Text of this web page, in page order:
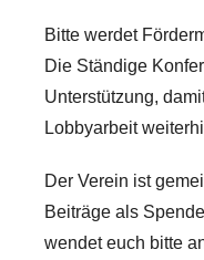
Bitte werdet
Die Ständige
Unterstützung,
Lobbyarbeit
Der Verein ist
Beiträge als
wendet euch bitte